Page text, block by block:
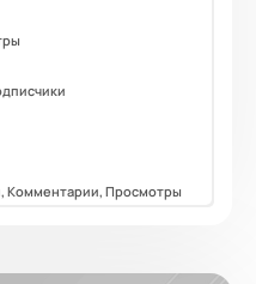
Комментарии, Просмотры